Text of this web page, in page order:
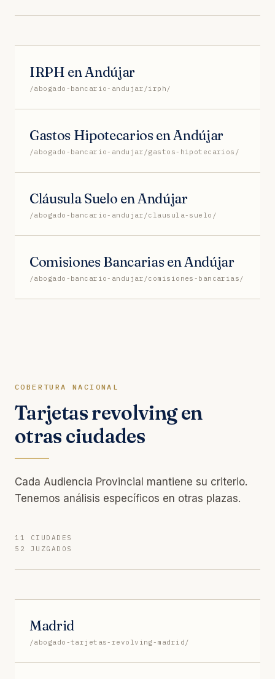
IRPH en Andújar
/abogado-bancario-andujar/irph/
Gastos Hipotecarios en Andújar
/abogado-bancario-andujar/gastos-hipotecarios/
Cláusula Suelo en Andújar
/abogado-bancario-andujar/clausula-suelo/
Comisiones Bancarias en Andújar
/abogado-bancario-andujar/comisiones-bancarias/
COBERTURA NACIONAL
Tarjetas revolving en
otras ciudades
Cada Audiencia Provincial mantiene su criterio.
Tenemos análisis específicos en otras plazas.
11 CIUDADES
52 JUZGADOS
Madrid
/abogado-tarjetas-revolving-madrid/